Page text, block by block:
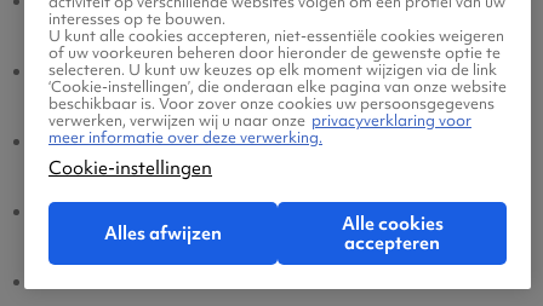
Foula - Eindhoven Eindhoven - Foula
Foula - Brussel Brussel - Foula
Foula - Dusseldorf Dusseldorf - Foula
interesses op te bouwen.
U kunt alle cookies accepteren, niet-essentiële cookies weigeren
of uw voorkeuren beheren door hieronder de gewenste optie te
selecteren. U kunt uw keuzes op elk moment wijzigen via de link
‘Cookie-instellingen’, die onderaan elke pagina van onze website
beschikbaar is. Voor zover onze cookies uw persoonsgegevens
verwerken, verwijzen wij u naar onze privacyverklaring voor
meer informatie over deze verwerking.
Cookie-instellingen
Alles afwijzen
Alle cookies
accepteren